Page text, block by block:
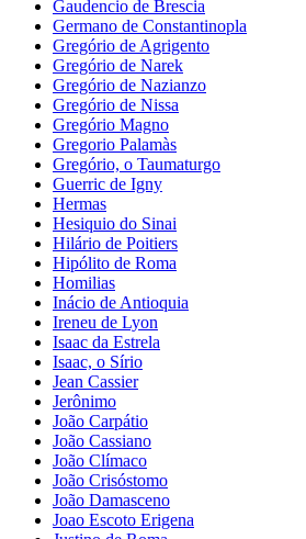
Gaudencio de Brescia
Germano de Constantinopla
Gregório de Agrigento
Gregório de Narek
Gregório de Nazianzo
Gregório de Nissa
Gregório Magno
Gregorio Palamàs
Gregório, o Taumaturgo
Guerric de Igny
Hermas
Hesiquio do Sinai
Hilário de Poitiers
Hipólito de Roma
Homilias
Inácio de Antioquia
Ireneu de Lyon
Isaac da Estrela
Isaac, o Sírio
Jean Cassier
Jerônimo
João Carpátio
João Cassiano
João Clímaco
João Crisóstomo
João Damasceno
Joao Escoto Erigena